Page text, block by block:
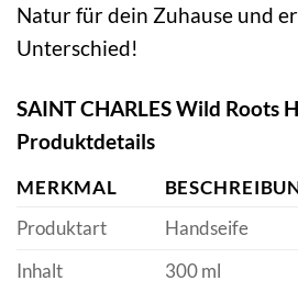
Natur für dein Zuhause und
Unterschied!
SAINT CHARLES Wild Roots
Produktdetails
MERKMAL
Produktart
Handseife
Inhalt
300 ml